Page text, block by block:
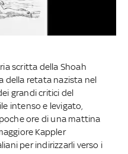
scritta della Shoah
della retata nazista nel
grandi critici del
intenso e levigato,
ore di una mattina
Kappler
per indirizzarli verso i